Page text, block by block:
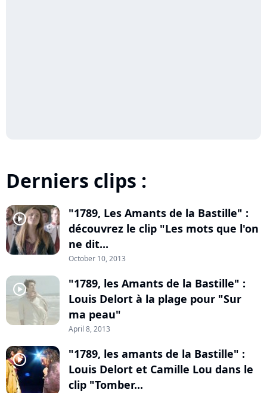
Derniers clips :
player2
"1789, Les Amants de la Bastille" :
découvrez le clip "Les mots que l'on
ne dit...
October 10, 2013
player2
"1789, les Amants de la Bastille" :
Louis Delort à la plage pour "Sur
ma peau"
April 8, 2013
player2
"1789, les amants de la Bastille" :
Louis Delort et Camille Lou dans le
clip "Tomber...